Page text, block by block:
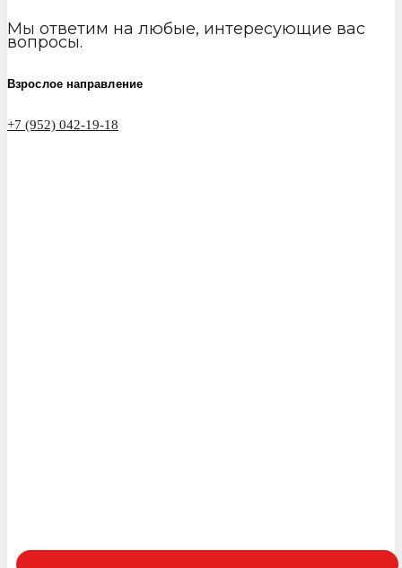
Мы ответим на любые, интересующие вас
вопросы.
Взрослое направление
+7 (952) 042-19-18